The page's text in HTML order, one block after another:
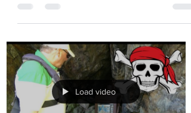
Juojärveen tutustuminen jatkuu veneretkellä,
käydään rantautumassa KANNASSAARI
nimisessä paikassa.